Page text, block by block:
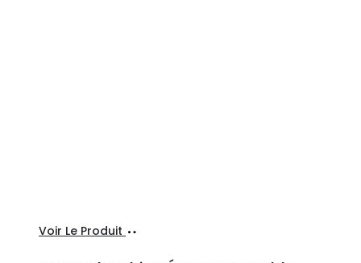
Voir Le Produit